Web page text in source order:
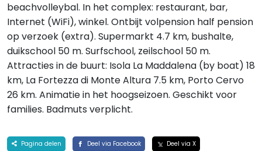
beachvolleybal. In het complex: restaurant, bar,
Internet (WiFi), winkel. Ontbijt volpension half pension
op verzoek (extra). Supermarkt 4.7 km, bushalte,
duikschool 50 m. Surfschool, zeilschool 50 m.
Attracties in de buurt: Isola La Maddalena (by boat) 18
km, La Fortezza di Monte Altura 7.5 km, Porto Cervo
26 km. Animatie in het hoogseizoen. Geschikt voor
families. Badmuts verplicht.
Pagina delen Deel via Facebook
Deel via X